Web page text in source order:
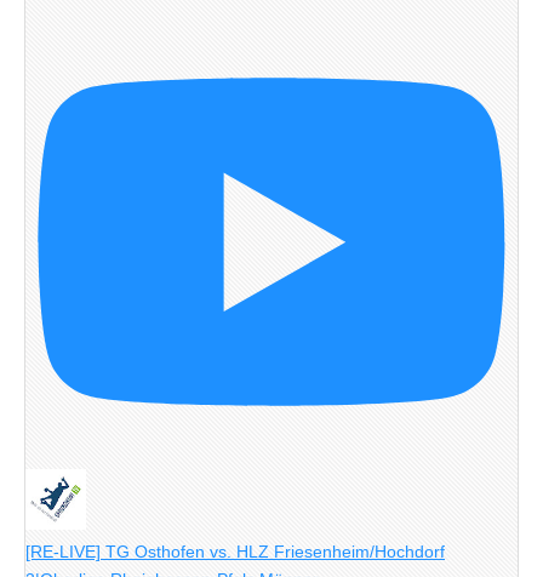
[RE-LIVE] TG Osthofen vs. HLZ Friesenheim/Hochdorf